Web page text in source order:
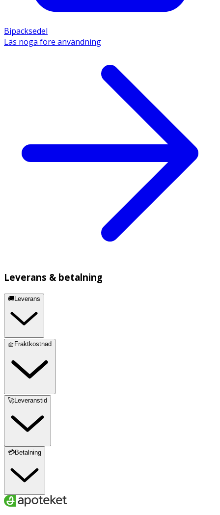
Bipacksedel
Läs noga före användning
Leverans & betalning
🚚Leverans
🧺Fraktkostnad
🚀Leveranstid
💳Betalning